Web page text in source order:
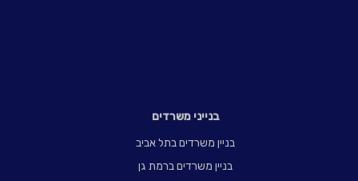
בנייני משרדים
בניין משרדים בתל אביב
בניין משרדים ברמת גן